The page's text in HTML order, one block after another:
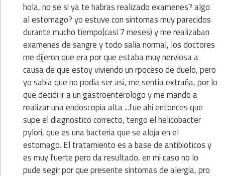
hola, no se si ya te habras realizado examenes? algo
al estomago? yo estuve con sintomas muy parecidos
durante mucho tiempo(casi 7 meses) y me realizaban
examenes de sangre y todo salia normal, los doctores
me dijeron que era por que estaba muy nerviosa a
causa de que estoy viviendo un rpoceso de duelo, pero
yo sabia que no podia ser asi, me sentia extraña, por lo
que decidi ir a un gastroenterologo y me mando a
realizar una endoscopia alta ...fue ahi entonces que
supe el diagnostico correcto, tengo el helicobacter
pylori, que es una bacteria que se aloja en el
estomago. El tratamiento es a base de antibioticos y
es muy fuerte pero da resultado, en mi caso no lo
pude segir por que presente sintomas de alergia, pro